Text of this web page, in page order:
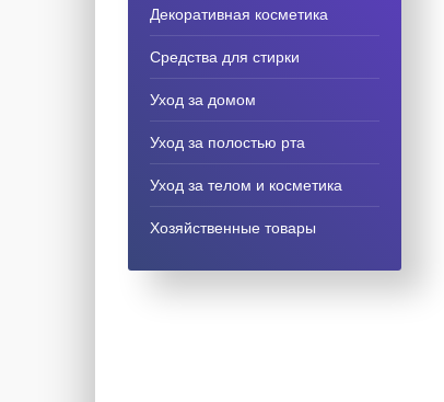
Декоративная косметика
Средства для стирки
Уход за домом
Уход за полостью рта
Уход за телом и косметика
Хозяйственные товары